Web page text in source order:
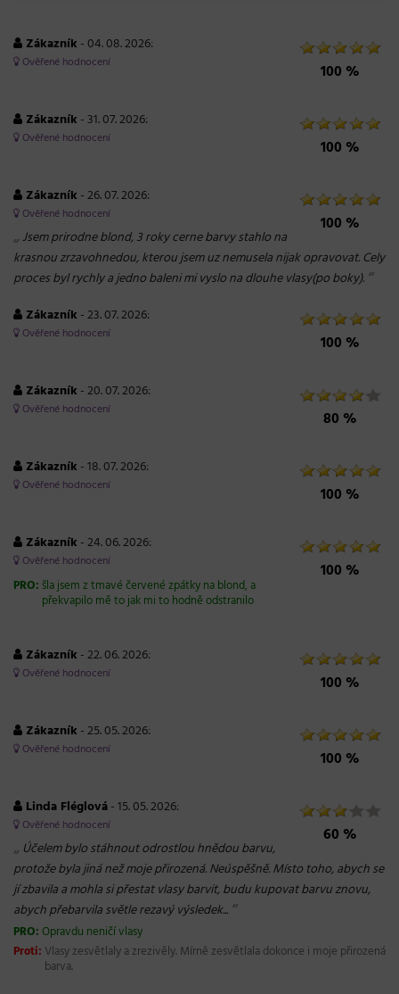
100 %
Zákazník - 04. 08. 2026:
Ověřené hodnocení
100 %
Zákazník - 31. 07. 2026:
Ověřené hodnocení
100 %
Zákazník - 26. 07. 2026:
Ověřené hodnocení
„ Jsem prirodne blond, 3 roky cerne barvy stahlo na
krasnou zrzavohnedou, kterou jsem uz nemusela nijak opravovat. Cely
proces byl rychly a jedno baleni mi vyslo na dlouhe vlasy(po boky). “
100 %
Zákazník - 23. 07. 2026:
Ověřené hodnocení
80 %
Zákazník - 20. 07. 2026:
Ověřené hodnocení
100 %
Zákazník - 18. 07. 2026:
Ověřené hodnocení
100 %
Zákazník - 24. 06. 2026:
Ověřené hodnocení
PRO: šla jsem z tmavé červené zpátky na blond, a
překvapilo mě to jak mi to hodně odstranilo
100 %
Zákazník - 22. 06. 2026:
Ověřené hodnocení
100 %
Zákazník - 25. 05. 2026:
Ověřené hodnocení
60 %
Linda Fléglová- 15. 05. 2026:
Ověřené hodnocení
„ Účelem bylo stáhnout odrostlou hnědou barvu,
protože byla jiná než moje přirozená. Neúspěšně. Místo toho, abych se
jí zbavila a mohla si přestat vlasy barvit, budu kupovat barvu znovu,
abych přebarvila světle rezavý výsledek... “
PRO: Opravdu neničí vlasy
Proti: Vlasy zesvětlaly a zrezivěly. Mírně zesvětlala dokonce i moje přirozená
barva.